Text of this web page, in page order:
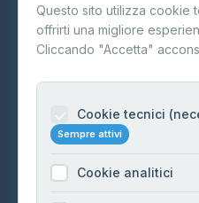
FAQ
Contatti
Informazioni legali
Cookie Policy
Questo sito utilizza cookie
offrirti una migliore
Cliccando "Accetta"
Cookie tecnici
Sempre attivi
Cookie analitici